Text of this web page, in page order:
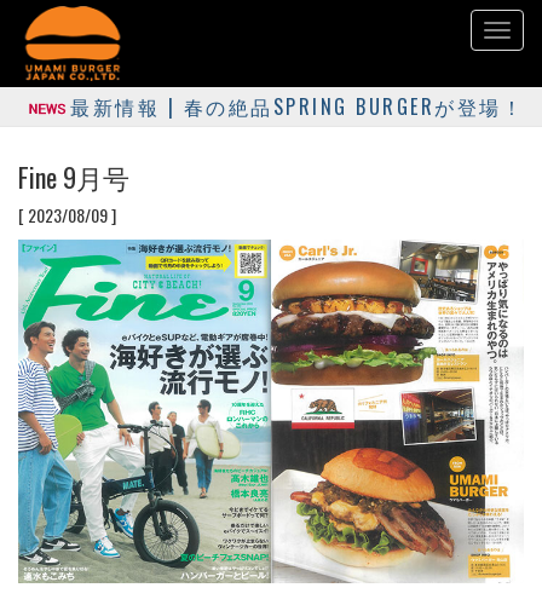
最新情報 | 春の絶品SPRING BURGERが登場！
Fine 9月号
[ 2023/08/09 ]